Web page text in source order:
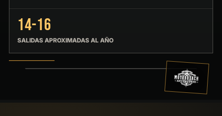
MOTOS, CARRETERA Y COMUNIDAD
14-16
SALIDAS APROXIMADAS AL AÑO